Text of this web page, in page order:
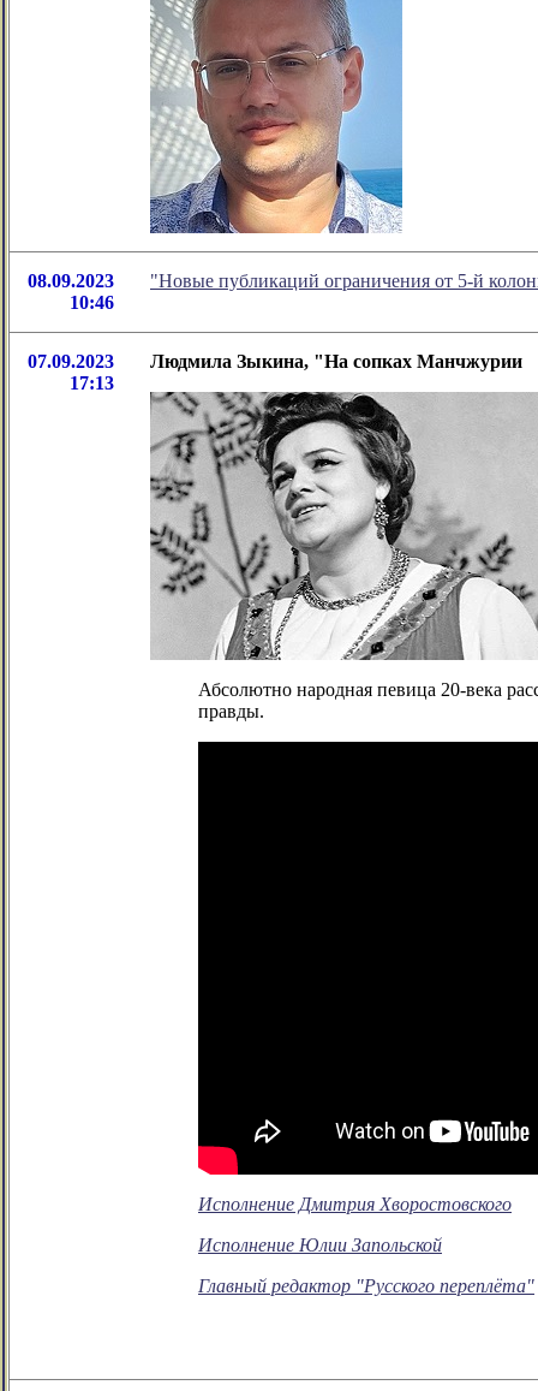
08.09.2023
10:46
"Новые публикаций ограничения от 5-й
07.09.2023
17:13
Людмила Зыкина, "На сопках Манчжурии
Абсолютно народная певица 20-века
правды.
Исполнение Дмитрия Хворостовского
Исполнение Юлии Запольской
Главный редактор "Русского переплёта"